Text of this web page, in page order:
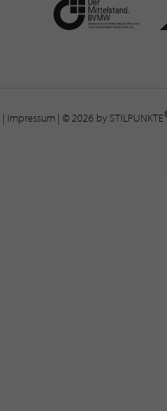
| Impressum | © 2026 by STILPUNKTE